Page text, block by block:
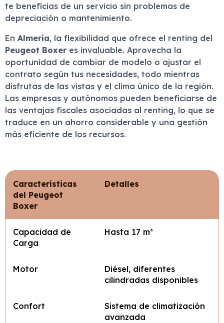
te beneficias de un servicio sin problemas de
depreciación o mantenimiento.
En Almería, la flexibilidad que ofrece el renting del
Peugeot Boxer es invaluable. Aprovecha la
oportunidad de cambiar de modelo o ajustar el
contrato según tus necesidades, todo mientras
disfrutas de las vistas y el clima único de la región.
Las empresas y autónomos pueden beneficiarse de
las ventajas fiscales asociadas al renting, lo que se
traduce en un ahorro considerable y una gestión
más eficiente de los recursos.
Características
del Peugeot
Boxer
Detalles
Capacidad de
Carga
Hasta 17 m³
Motor
Diésel, diferentes
cilindradas disponibles
Confort
Sistema de climatización
avanzada